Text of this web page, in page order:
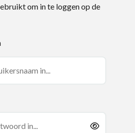
om in te loggen op de